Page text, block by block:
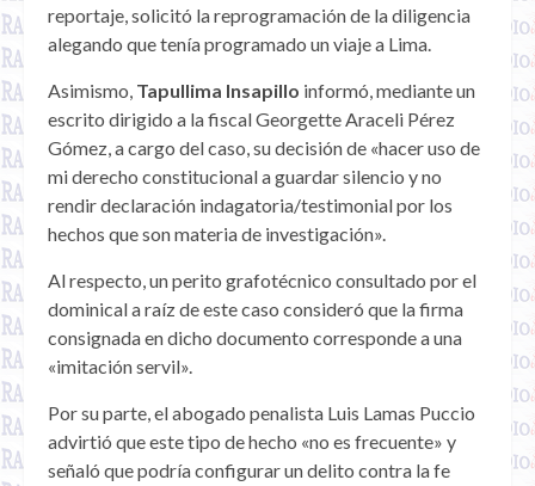
reportaje, solicitó la reprogramación de la diligencia
alegando que tenía programado un viaje a Lima.
Asimismo, Tapullima Insapillo informó, mediante un
escrito dirigido a la fiscal Georgette Araceli Pérez
Gómez, a cargo del caso, su decisión de «hacer uso de
mi derecho constitucional a guardar silencio y no
rendir declaración indagatoria/testimonial por los
hechos que son materia de investigación».
Al respecto, un perito grafotécnico consultado por el
dominical a raíz de este caso consideró que la firma
consignada en dicho documento corresponde a una
«imitación servil».
Por su parte, el abogado penalista Luis Lamas Puccio
advirtió que este tipo de hecho «no es frecuente» y
señaló que podría configurar un delito contra la fe